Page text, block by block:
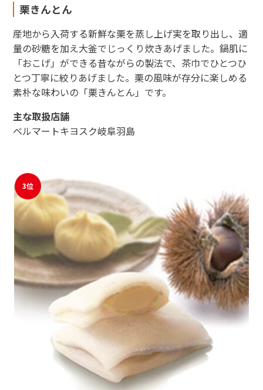
栗きんとん
産地から入荷する新鮮な栗を蒸し上げ実を取り出し、適
量の砂糖を加え大釜でじっくり炊きあげました。鍋肌に
「おこげ」ができる昔ながらの製法で、茶巾でひとつひ
とつ丁寧に絞りあげました。栗の風味が存分に楽しめる
素朴な味わいの「栗きんとん」です。
主な取扱店舗
ベルマートキヨスク岐阜羽島
3位